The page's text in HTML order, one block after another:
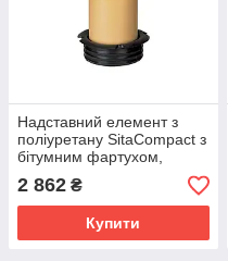
Надставний елемент з
поліуретану SitaCompact з
бітумним фартухом,
2 862 ₴
Купити